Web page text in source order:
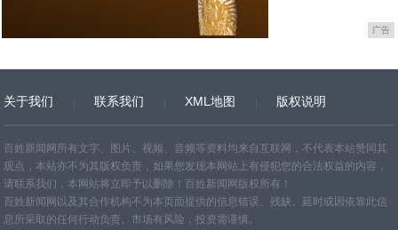
广告
关于我们 联系我们 XML地图 版权说明
网站地图 TXT
百姓新闻网所有文字、图片、视频、音频等资料均来自互联网，不代表本站赞同其
观点，本站亦不为其版权负责，如果您发现本网站上有侵犯您的合法权益的内容，
请联系我们，本网站将立即予以删除！百姓新闻网版权所有！
百姓新闻网以及其合作机构不为本页面提供的信息错误、残缺、延时或因依靠此信
息所采取的任何行动负责。市场有风险，投资需谨慎。